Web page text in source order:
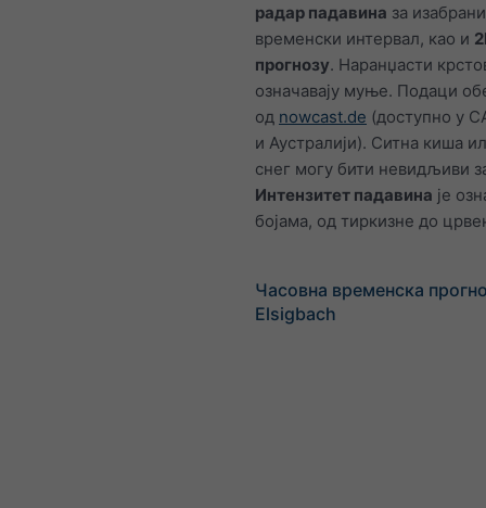
радар падавина за изабрани
временски интервал, као и
прогнозу. Наранџасти
означавају муње. Подаци
од nowcast.de (доступно у
и Аустралији). Ситна киша
снег могу бити невидљиви
Интензитет падавина је
бојама, од тиркизне до
Часовна временска
Elsigbach